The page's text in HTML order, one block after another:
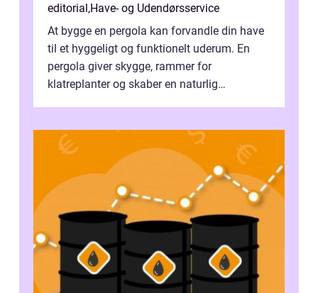
editorial,Have- og Udendørsservice
At bygge en pergola kan forvandle din have
til et hyggeligt og funktionelt uderum. En
pergola giver skygge, rammer for
klatreplanter og skaber en naturlig